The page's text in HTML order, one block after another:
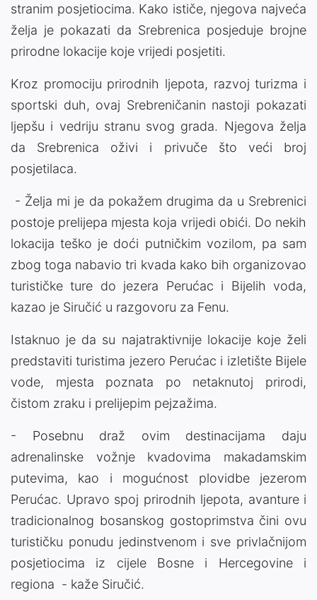
stranim posjetiocima. Kako ističe, njegova najveća
želja je pokazati da Srebrenica posjeduje brojne
prirodne lokacije koje vrijedi posjetiti.
Kroz promociju prirodnih ljepota, razvoj turizma i
sportski duh, ovaj Srebreničanin nastoji pokazati
ljepšu i vedriju stranu svog grada. Njegova želja
da Srebrenica oživi i privuče što veći broj
posjetilaca.
- Želja mi je da pokažem drugima da u Srebrenici
postoje prelijepa mjesta koja vrijedi obići. Do nekih
lokacija teško je doći putničkim vozilom, pa sam
zbog toga nabavio tri kvada kako bih organizovao
turističke ture do jezera Perućac i Bijelih voda,
kazao je Siručić u razgovoru za Fenu.
Istaknuo je da su najatraktivnije lokacije koje želi
predstaviti turistima jezero Perućac i izletište Bijele
vode, mjesta poznata po netaknutoj prirodi,
čistom zraku i prelijepim pejzažima.
- Posebnu draž ovim destinacijama daju
adrenalinske vožnje kvadovima makadamskim
putevima, kao i mogućnost plovidbe jezerom
Perućac. Upravo spoj prirodnih ljepota, avanture i
tradicionalnog bosanskog gostoprimstva čini ovu
turističku ponudu jedinstvenom i sve privlačnijom
posjetiocima iz cijele Bosne i Hercegovine i
regiona - kaže Siručić.